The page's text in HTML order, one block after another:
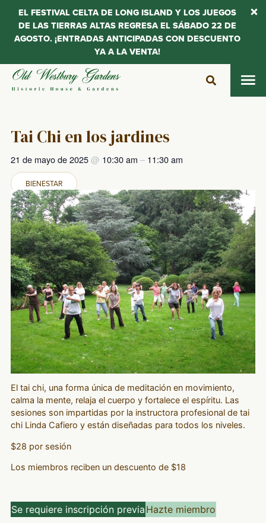
Saltar
Tai Chi en los jardines
21 de mayo de 2025@ 10:30 am – 11:30 am
BIENESTAR
El tai chi, una forma única de meditación en movimiento,
calma la mente, relaja el cuerpo y fortalece el espíritu. Las
sesiones son impartidas por la instructora profesional de tai
chi Linda Cafiero y están diseñadas para todos los niveles.
$28 por sesión
Los miembros reciben un descuento de $18
Se requiere inscripción previa Hazte miembro
EL FESTIVAL CELTA DE LONG ISLAND Y LOS JUEGOS
DE LAS TIERRAS ALTAS REGRESA EL SÁBADO 22 DE
AGOSTO. ¡ENTRADAS ANTICIPADAS CON DESCUENTO
YA A LA VENTA!